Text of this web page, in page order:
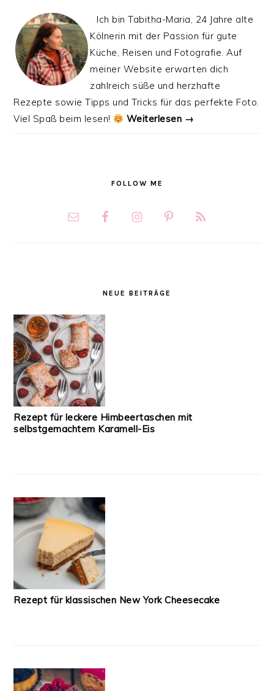
Ich bin Tabitha-Maria, 24 Jahre alte
Kölnerin mit der Passion für gute
Küche, Reisen und Fotografie. Auf
meiner Website erwarten dich
zahlreich süße und herzhafte
Rezepte sowie Tipps und Tricks für das perfekte Foto.
Viel Spaß beim lesen!
Weiterlesen →
FOLLOW ME
NEUE BEITRÄGE
Rezept für leckere Himbeertaschen mit
selbstgemachtem Karamell-Eis
Rezept für klassischen New York Cheesecake